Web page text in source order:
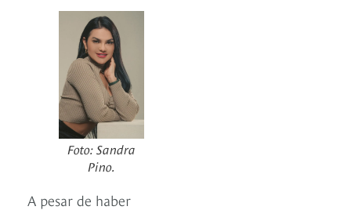
Foto: Sandra
Pino.
A pesar de haber